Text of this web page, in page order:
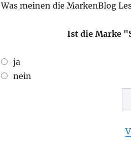
Was meinen die MarkenBlog
Ist die Marke
ja
nein